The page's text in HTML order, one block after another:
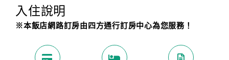
入住說明
※本飯店網路訂房由四方通行訂房中心為您服務！